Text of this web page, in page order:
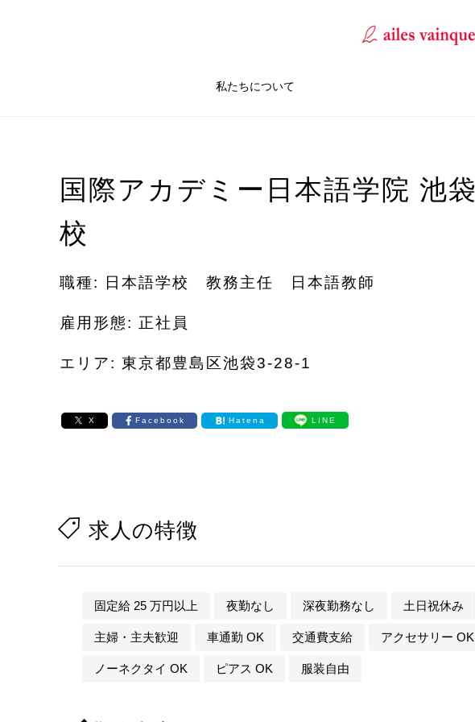
私たちについて
国際アカデミー日本語学院 池袋
校
職種: 日本語学校 教務主任 日本語教師
雇用形態: 正社員
エリア: 東京都豊島区池袋3-28-1
X Facebook Hatena LINE
求人の特徴
固定給 25 万円以上 夜勤なし 深夜勤務なし 土日祝休み
主婦・主夫歓迎 車通勤 OK 交通費支給 アクセサリー OK
ノーネクタイ OK ピアス OK 服装自由